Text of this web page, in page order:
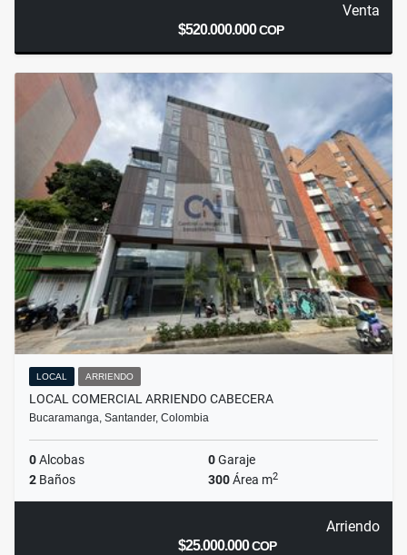
Venta
$520.000.000COP
LOCAL ARRIENDO
LOCAL COMERCIAL ARRIENDO CABECERA
Bucaramanga, Santander, Colombia
0Alcobas 0Garaje
2 Baños 300Área m2
Arriendo
$25.000.000COP